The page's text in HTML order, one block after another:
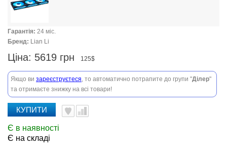
Гарантія: 24 міс.
Бренд: Lian Li
Ціна: 5619 грн 125$
Якщо ви зареєструєтеся, то автоматично потрапите до групи "Ділер"
та отримаєте знижку на всі товари!
КУПИТИ
Є в наявності
Є на складі